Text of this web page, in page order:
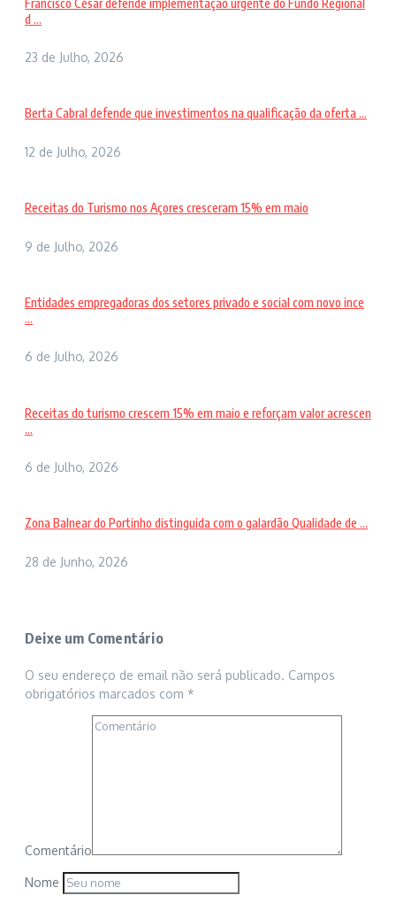
d ...
23 de Julho, 2026
Berta Cabral defende que investimentos na qualificação da oferta ...
12 de Julho, 2026
Receitas do Turismo nos Açores cresceram 15% em maio
9 de Julho, 2026
Entidades empregadoras dos setores privado e social com novo ince
...
6 de Julho, 2026
Receitas do turismo crescem 15% em maio e reforçam valor acrescen
...
6 de Julho, 2026
Zona Balnear do Portinho distinguida com o galardão Qualidade de ...
28 de Junho, 2026
Deixe um Comentário
O seu endereço de email não será publicado. Campos
obrigatórios marcados com *
Comentário
Nome